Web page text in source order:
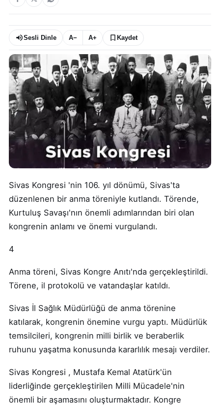
Sesli Dinle A− A+ Kaydet
Sivas Kongresi 'nin 106. yıl dönümü, Sivas'ta
düzenlenen bir anma töreniyle kutlandı. Törende,
Kurtuluş Savaşı'nın önemli adımlarından biri olan
kongrenin anlamı ve önemi vurgulandı.
4
Anma töreni, Sivas Kongre Anıtı'nda gerçekleştirildi.
Törene, il protokolü ve vatandaşlar katıldı.
Sivas İl Sağlık Müdürlüğü de anma törenine
katılarak, kongrenin önemine vurgu yaptı. Müdürlük
temsilcileri, kongrenin milli birlik ve beraberlik
ruhunu yaşatma konusunda kararlılık mesajı verdiler.
Sivas Kongresi , Mustafa Kemal Atatürk'ün
liderliğinde gerçekleştirilen Milli Mücadele'nin
önemli bir aşamasını oluşturmaktadır. Kongre